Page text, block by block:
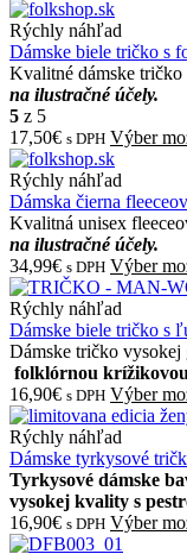
Rýchly náhľad
Dámske biele tričko s
Kvalitné dámske
na ilustračné účely.
5 z 5
17,50€ s DPH Výber
Rýchly náhľad
Dámska čierna
Kvalitná unisex
na ilustračné účely.
34,99€ s DPH Výber
Rýchly náhľad
Dámske biele tričko s
Dámske tričko vysokej
folklórnou
16,90€ s DPH Výber
Rýchly náhľad
Dámske tyrkysové
Tyrkysové dámske
vysokej kvality s
16,90€ s DPH Výber